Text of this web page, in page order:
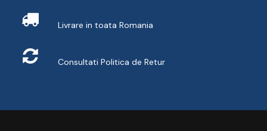
Livrare in toata Romania
Consultati Politica de Retur